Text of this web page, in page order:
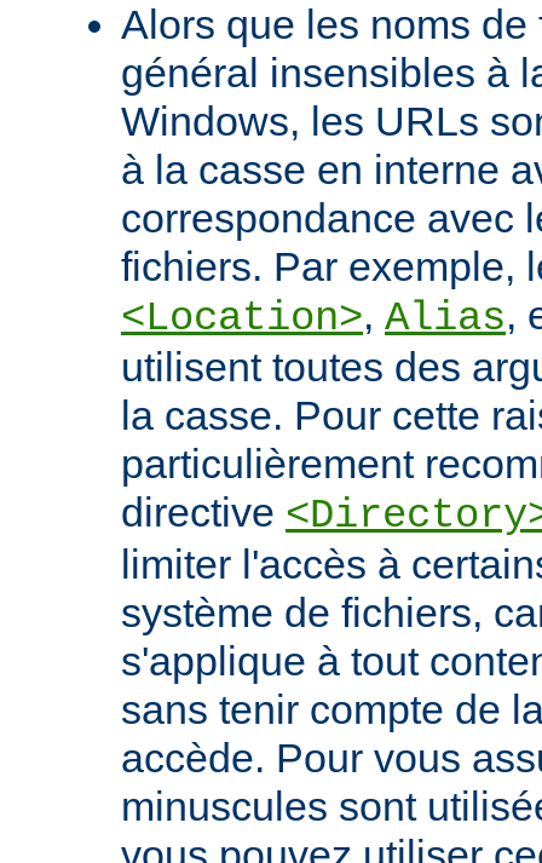
Alors que les noms
général insensibles à
Windows, les URLs
à la casse en interne
correspondance avec
fichiers. Par exemple,
<Location>, Alias,
utilisent toutes des
la casse. Pour cette
particulièrement
directive
limiter l'accès à
système de fichiers,
s'applique à tout
sans tenir compte de
accède. Pour vous
minuscules sont